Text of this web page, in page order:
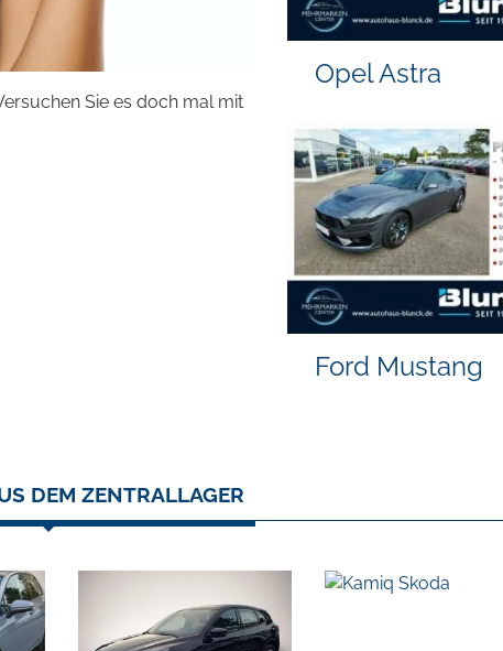
Sie es doch mal mit
Opel Astra
Ford Mustang
DEM ZENTRALLAGER